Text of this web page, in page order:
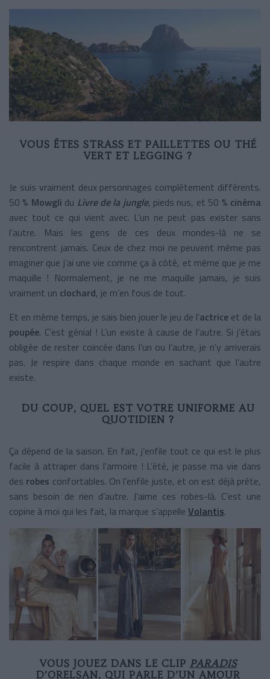
VOUS ÊTES STRASS ET PAILLETTES OU THÉ
VERT ET LEGGING ?
Je suis vraiment deux personnages complètement différents.
50 % Mowgli du Livre de la jungle, pieds nus, et 50 % cinéma
avec tout ce qui vient avec. L’un ne peut pas exister sans
l’autre. Mais les gens de ces deux mondes-là ne se
rencontrent jamais. Ceux de chez moi ne peuvent même pas
imaginer que j’ai une vie comme ça à côté, et même que je me
maquille ! Normalement, je ne me maquille jamais, je suis
vraiment un clochard, je m’en fous de tout.
Et en même temps, je sais bien jouer le jeu de l’actrice et de la
poupée. C’est génial ! L’un existe à cause de l’autre. Si j’étais
obligée de rester coincée dans l’un ou l’autre, je n’y arriverais
pas. Je respire dans chaque monde en sachant que l’autre
existe.
DU COUP, QUEL EST VOTRE UNIFORME AU
QUOTIDIEN ?
Ça dépend de la saison. En fait, j’enfile tout ce qui est le plus
facile à attraper dans l’armoire ! L’été, je passe ma vie dans
des robes confortables. On l’enfile juste, et on est déjà prête,
sans besoin de rien d’autre. J’aime ces robes-là. C’est une
copine à moi qui les fait, la marque s’appelle Volantis.
VOUS JOUEZ DANS LE CLIP PARADIS
D’ORELSAN, QUI PARLE D’UN AMOUR